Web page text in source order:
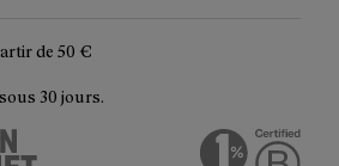
de 50 €
30 jours.